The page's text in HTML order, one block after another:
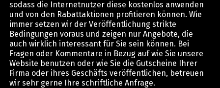
sodass die Internetnutzer diese kostenlos anwenden
und von den Rabattaktionen profitieren können. Wie
immer setzen wir der Veröffentlichung strikte
Bedingungen voraus und zeigen nur Angebote, die
auch wirklich interessant für Sie sein können. Bei
Fragen oder Kommentare in Bezug auf wie Sie unsere
Website benutzen oder wie Sie die Gutscheine Ihrer
Firma oder ihres Geschäfts veröffentlichen, betreuen
wir sehr gerne Ihre schriftliche Anfrage.